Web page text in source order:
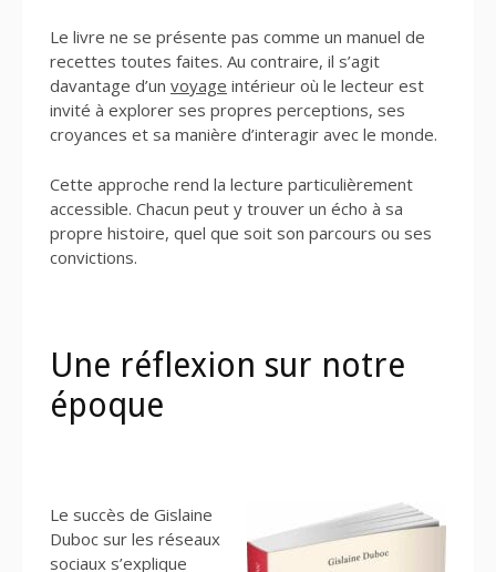
Le livre ne se présente pas comme un manuel de
recettes toutes faites. Au contraire, il s’agit
davantage d’un voyage intérieur où le lecteur est
invité à explorer ses propres perceptions, ses
croyances et sa manière d’interagir avec le monde.
Cette approche rend la lecture particulièrement
accessible. Chacun peut y trouver un écho à sa
propre histoire, quel que soit son parcours ou ses
convictions.
Une réflexion sur notre
époque
Le succès de Gislaine
Duboc sur les réseaux
sociaux s’explique